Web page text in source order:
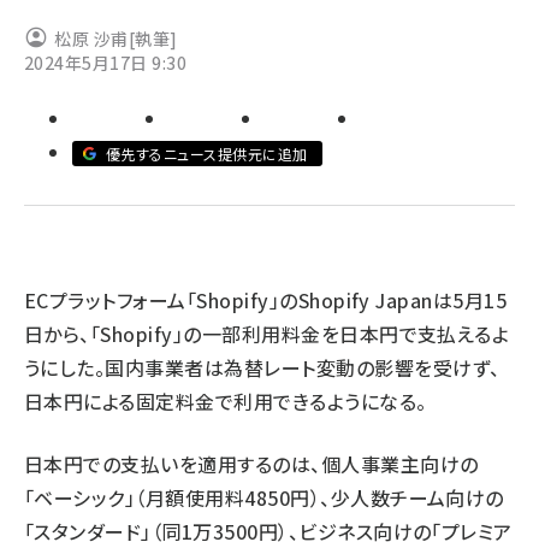
アスクル (1122)
base (1084)
ビィ・フォアード (782)
revico (745)
松原 沙甫[執筆]
2024年5月17日 9:30
優先するニュース提供元に追加
ECプラットフォーム「Shopify」のShopify Japanは5月15
日から、「Shopify」の一部利用料金を日本円で支払えるよ
うにした。国内事業者は為替レート変動の影響を受けず、
日本円による固定料金で利用できるようになる。
日本円での支払いを適用するのは、個人事業主向けの
「ベーシック」（月額使用料4850円）、少人数チーム向けの
「スタンダード」（同1万3500円）、ビジネス向けの「プレミア